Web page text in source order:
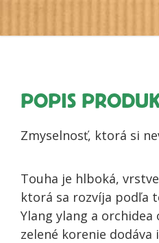
POPIS
Zmyselnosť, ktorá si
Touha je hlboká,
ktorá sa rozvíja podľa
Ylang ylang a orchidea
zelené korenie dodáva